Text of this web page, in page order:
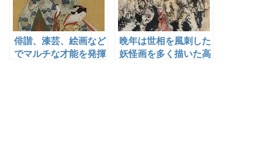
俳諧、漆芸、絵画など
でマルチな才能を発揮
晩年は世相を風刺した
妖怪画を多く描いた高